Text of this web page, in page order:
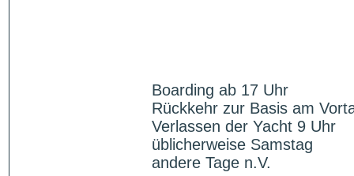
Boarding ab 17 Uhr
Rückkehr zur Basis am
Verlassen der Yacht 9 Uhr
üblicherweise Samstag
andere Tage n.V.